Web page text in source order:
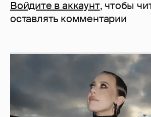
Войдите в аккаунт, чтобы
оставлять комментарии